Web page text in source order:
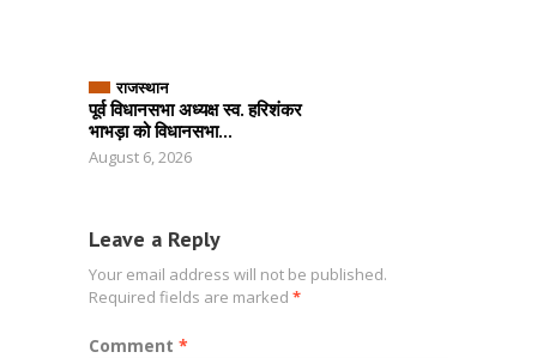
राजस्थान
पूर्व विधानसभा अध्यक्ष स्व. हरिशंकर
भाभड़ा को विधानसभा...
August 6, 2026
Leave a Reply
Your email address will not be published.
Required fields are marked *
Comment *